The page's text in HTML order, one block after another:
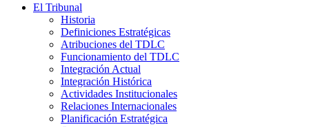
El Tribunal
Historia
Definiciones Estratégicas
Atribuciones del TDLC
Funcionamiento del TDLC
Integración Actual
Integración Histórica
Actividades Institucionales
Relaciones Internacionales
Planificación Estratégica